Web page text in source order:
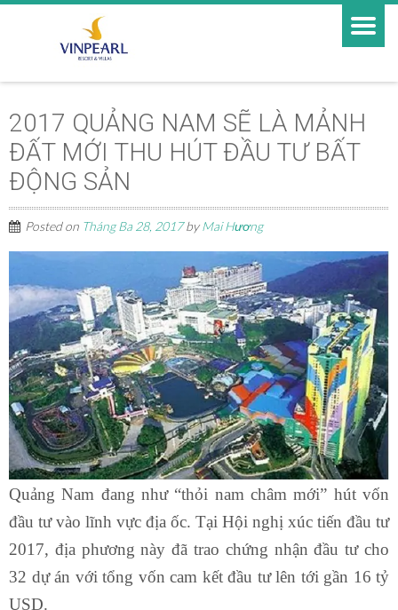
2017 QUẢNG NAM SẼ LÀ MẢNH
ĐẤT MỚI THU HÚT ĐẦU TƯ BẤT
ĐỘNG SẢN
Posted on Tháng Ba 28, 2017byMai Hương
Quảng Nam đang như “thỏi nam châm mới” hút vốn
đầu tư vào lĩnh vực địa ốc. Tại Hội nghị xúc tiến đầu tư
2017, địa phương này đã trao chứng nhận đầu tư cho
32 dự án với tổng vốn cam kết đầu tư lên tới gần 16 tỷ
USD.